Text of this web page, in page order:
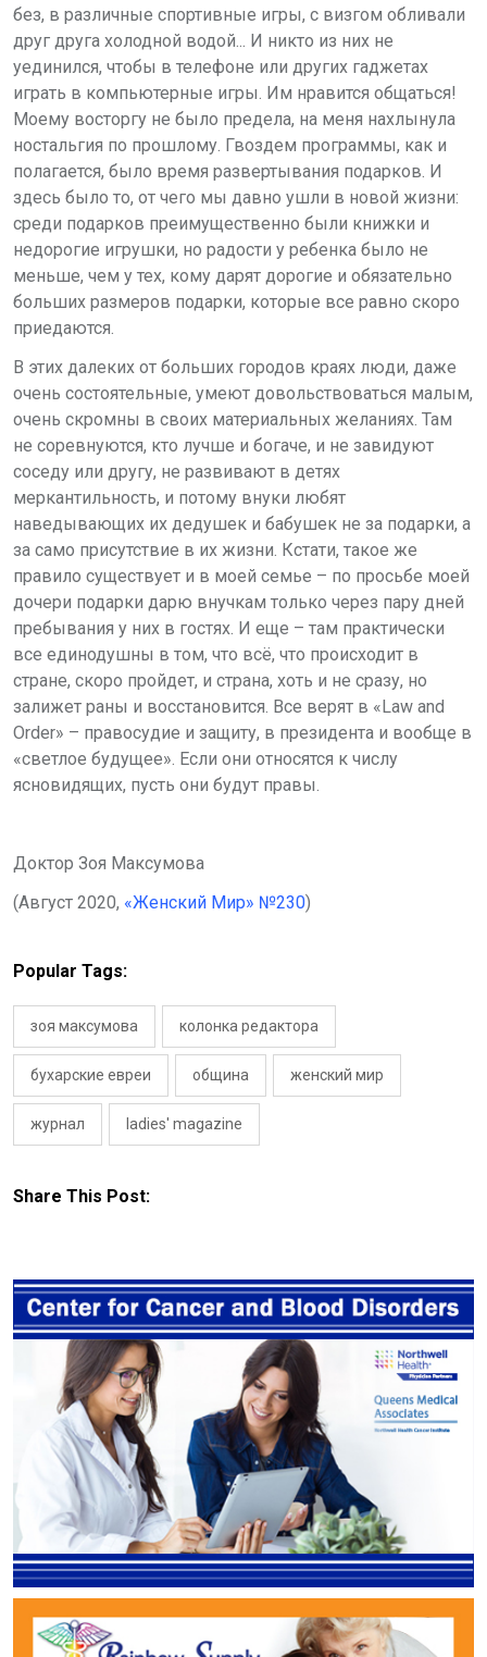
без, в различные спортивные игры, с визгом обливали
друг друга холодной водой... И никто из них не
уединился, чтобы в телефоне или других гаджетах
играть в компьютерные игры. Им нравится общаться!
Моему восторгу не было предела, на меня нахлынула
ностальгия по прошлому. Гвоздем программы, как и
полагается, было время развертывания подарков. И
здесь было то, от чего мы давно ушли в новой жизни:
среди подарков преимущественно были книжки и
недорогие игрушки, но радости у ребенка было не
меньше, чем у тех, кому дарят дорогие и обязательно
больших размеров подарки, которые все равно скоро
приедаются.
В этих далеких от больших городов краях люди, даже
очень состоятельные, умеют довольствоваться малым,
очень скромны в своих материальных желаниях. Там
не соревнуются, кто лучше и богаче, и не завидуют
соседу или другу, не развивают в детях
меркантильность, и потому внуки любят
наведывающих их дедушек и бабушек не за подарки, а
за само присутствие в их жизни. Кстати, такое же
правило существует и в моей семье – по просьбе моей
дочери подарки дарю внучкам только через пару дней
пребывания у них в гостях. И еще – там практически
все единодушны в том, что всё, что происходит в
стране, скоро пройдет, и страна, хоть и не сразу, но
залижет раны и восстановится. Все верят в «Law and
Order» – правосудие и защиту, в президента и вообще в
«светлое будущее». Если они относятся к числу
ясновидящих, пусть они будут правы.
Доктор Зоя Максумова
(Август 2020, «Женский Мир» №230)
Popular Tags:
зоя максумова колонка редактора
бухарские евреи община женский мир
журнал ladies' magazine
Share This Post: